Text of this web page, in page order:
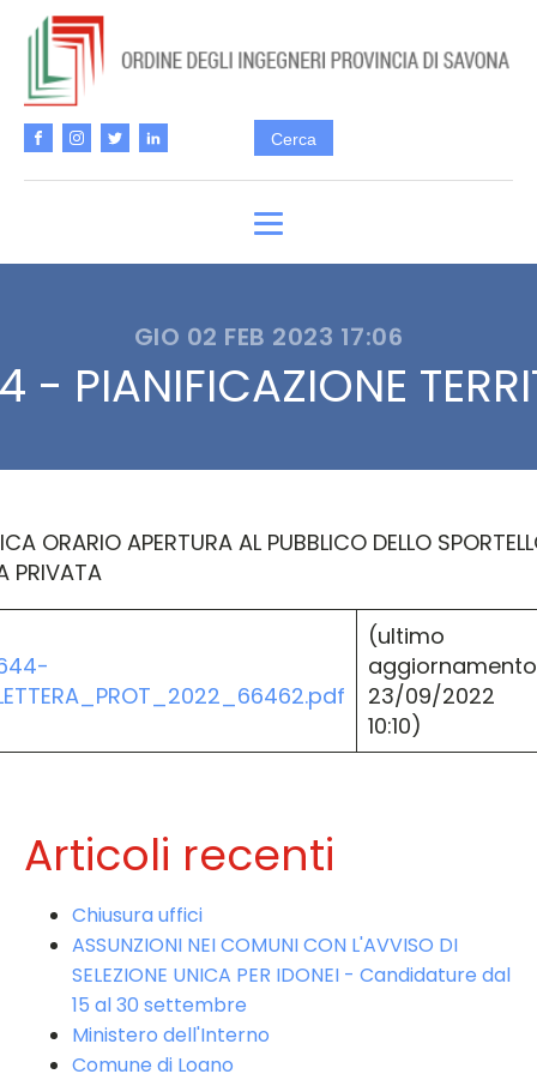
GIO 02 FEB 2023 17:06
PIANIFICAZIONE
ORARIO APERTURA AL PUBBLICO DELLO
PRIVATA
(ultimo
23/09/2022
10:10)
Articoli recenti
Chiusura uffici
ASSUNZIONI NEI COMUNI CON L'AVVISO DI
SELEZIONE UNICA PER IDONEI - Candidature dal
15 al 30 settembre
Ministero dell'Interno
Comune di Loano